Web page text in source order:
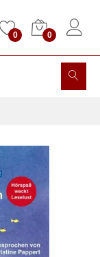
0 0